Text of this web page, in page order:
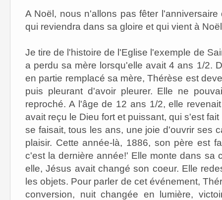
A Noël, nous n'allons pas fêter
qui reviendra dans sa gloire et qui vient à
Je tire de l'histoire de l'Eglise l'exemple de
a perdu sa mère lorsqu'elle avait 4 ans 1/2.
en partie remplacé sa mère, Thérèse est
puis pleurant d'avoir pleurer. Elle ne
reproché. A l'âge de 12 ans 1/2, elle
avait reçu le Dieu fort et puissant, qui s'est
se faisait, tous les ans, une joie d'ouvrir ses
plaisir. Cette année-là, 1886, son père est
c'est la dernière année!' Elle monte dans sa
elle, Jésus avait changé son coeur. Elle
les objets. Pour parler de cet événement,
conversion, nuit changée en lumière,